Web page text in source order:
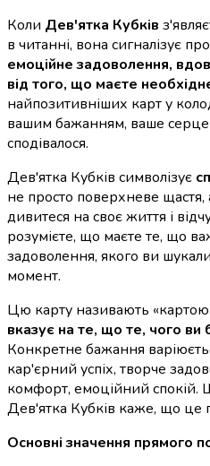
Коли Дев'ятка Кубків
в читанні, вона сигналізує
емоційне задоволення,
від того, що маєте
найпозитивніших карт у
вашим бажанням, ваше
сподівалося.
Дев'ятка Кубків символізує
не просто поверхневе щастя,
дивитеся на своє життя і
розумієте, що маєте те, що
задоволення, якого ви
момент.
Цю карту називають
вказує на те, що те, чого
Конкретне бажання
кар'єрний успіх, творче
комфорт, емоційний спокій.
Дев'ятка Кубків каже, що це
Основні значення прямого